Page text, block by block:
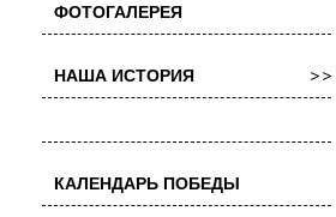
ФОТОГАЛЕРЕЯ
НАША ИСТОРИЯ
КАЛЕНДАРЬ ПОБЕДЫ